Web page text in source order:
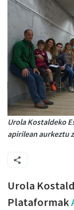
Urola Kostaldeko
apirilean aurkeztu
Urola
Plataformak